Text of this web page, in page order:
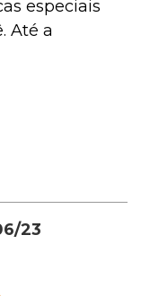
especiais
Até a
23